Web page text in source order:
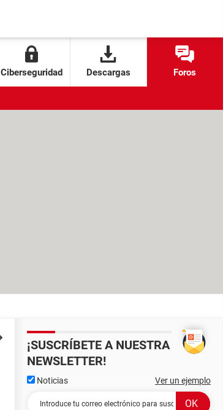
Ciberseguridad Descargas Foros
¡SUSCRÍBETE A NUESTRA
NEWSLETTER!
Noticias Ver un ejemplo